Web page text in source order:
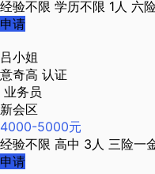
经验不限 学历不限 1人 六
申请
吕小姐
意奇高 认证
业务员
新会区
4000-5000元
经验不限 高中 3人 三险一
申请